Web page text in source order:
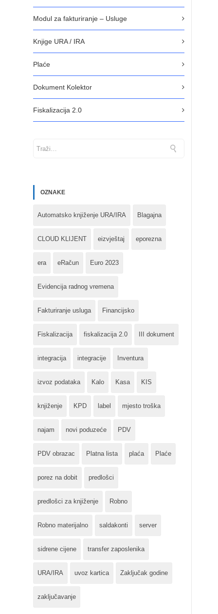
Modul za fakturiranje – Usluge
Knjige URA / IRA
Plaće
Dokument Kolektor
Fiskalizacija 2.0
OZNAKE
Automatsko knjiženje URA/IRA Blagajna
CLOUD KLIJENT eizvještaj eporezna
era eRačun Euro 2023
Evidencija radnog vremena
Fakturiranje usluga Financijsko
Fiskalizacija fiskalizacija 2.0 III dokument
integracija integracije Inventura
izvoz podataka Kalo Kasa KIS
knjiženje KPD label mjesto troška
najam novi poduzeće PDV
PDV obrazac Platna lista plaća Plaće
porez na dobit predlošci
predlošci za knjiženje Robno
Robno materijalno saldakonti server
sidrene cijene transfer zaposlenika
URA/IRA uvoz kartica Zaključak godine
zaključavanje